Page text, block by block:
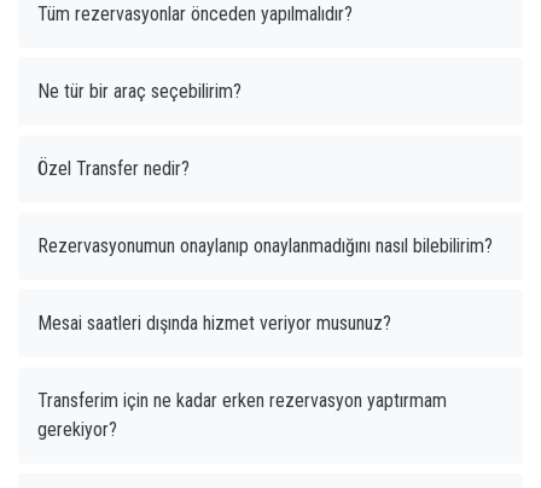
Tüm rezervasyonlar önceden yapılmalıdır?
Ne tür bir araç seçebilirim?
Özel Transfer nedir?
Rezervasyonumun onaylanıp onaylanmadığını nasıl bilebilirim?
Mesai saatleri dışında hizmet veriyor musunuz?
Transferim için ne kadar erken rezervasyon yaptırmam
gerekiyor?